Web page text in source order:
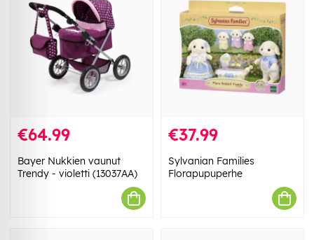
€64.99
Bayer Nukkien vaunut
Trendy - violetti (13037AA)
€37.99
Sylvanian Families
Florapupuperhe